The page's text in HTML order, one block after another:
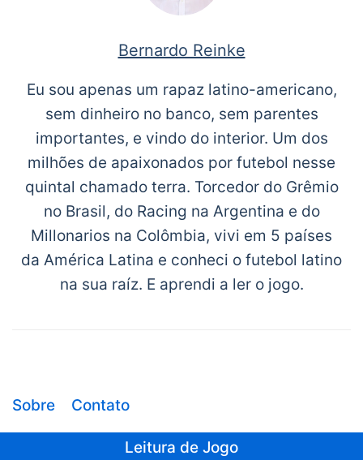
Bernardo Reinke
Eu sou apenas um rapaz latino-americano,
sem dinheiro no banco, sem parentes
importantes, e vindo do interior. Um dos
milhões de apaixonados por futebol nesse
quintal chamado terra. Torcedor do Grêmio
no Brasil, do Racing na Argentina e do
Millonarios na Colômbia, vivi em 5 países
da América Latina e conheci o futebol latino
na sua raíz. E aprendi a ler o jogo.
Sobre Contato
Leitura de Jogo